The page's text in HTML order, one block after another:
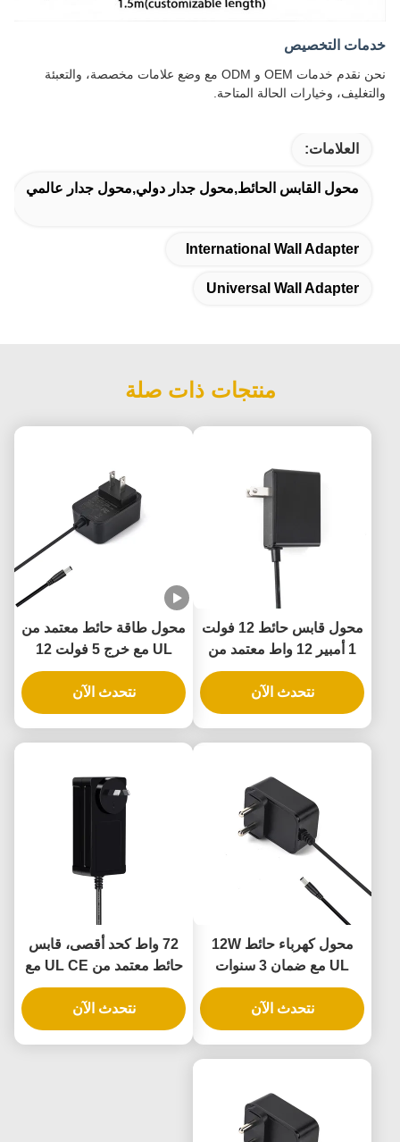
خدمات التخصيص
نحن نقدم خدمات OEM و ODM مع وضع علامات مخصصة، والتعبئة
والتغليف، وخيارات الحالة المتاحة.
العلامات:
محول القابس الحائط,محول جدار دولي,محول جدار عالمي
International Wall Adapter
Universal Wall Adapter
منتجات ذات صلة
محول قابس حائط 12 فولت
1 أمبير 12 واط معتمد من
UL مع ضمان لمدة 3 سنوات
وحماية متعددة
نتحدث الآن
محول طاقة حائط معتمد من
UL مع خرج 5 فولت 12
فولت 24 فولت وطاقة 12
واط 24 واط لقفل الباب
الذكي
نتحدث الآن
محول كهرباء حائط 12W
UL مع ضمان 3 سنوات
ومصدر طاقة AC DC
نتحدث الآن
72 واط كحد أقصى، قابس
حائط معتمد من UL CE مع
ضمان لمدة 3 سنوات
نتحدث الآن